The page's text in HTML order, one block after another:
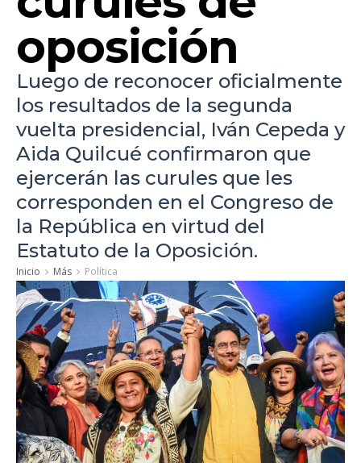
oposición
Luego de reconocer oficialmente
los resultados de la segunda
vuelta presidencial, Iván Cepeda y
Aida Quilcué confirmaron que
ejercerán las curules que les
corresponden en el Congreso de
la República en virtud del
Estatuto de la Oposición.
Inicio Más Política